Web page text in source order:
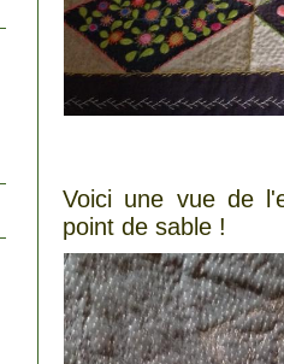
Voici une vue de
point de sable !